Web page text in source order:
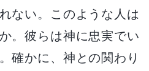
ない。このような人は
。彼らは神に忠実でい
確かに、神との関わり